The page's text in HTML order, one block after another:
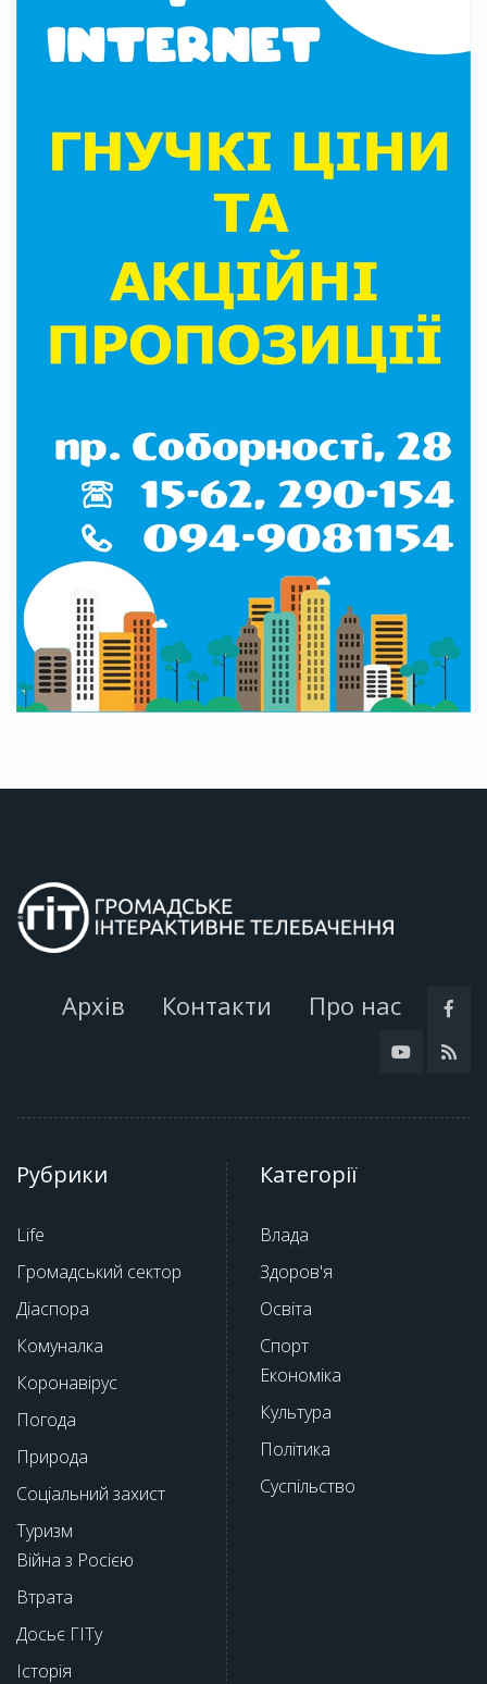
Архів Контакти Про нас
Рубрики
Life
Громадський сектор
Діаспора
Комуналка
Коронавірус
Погода
Природа
Соціальний захист
Туризм
Війна з Росією
Втрата
Досьє ГІТу
Історія
Категорії
Влада
Здоров'я
Освіта
Спорт
Економіка
Культура
Політика
Суспільство